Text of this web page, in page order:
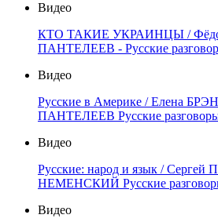
Видео
КТО ТАКИЕ УКРАИНЦЫ /
ПАНТЕЛЕЕВ - Русские
Видео
Русские в Америке / Елена
ПАНТЕЛЕЕВ Русские
Видео
Русские: народ и язык /
НЕМЕНСКИЙ Русские
Видео